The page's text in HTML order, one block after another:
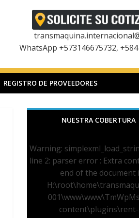
WhatsApp +573146675732,
REGISTRO DE PROVEEDORES
NUESTRA COBERTURA
Warning:
line 2: parser error : Extra
end of the document